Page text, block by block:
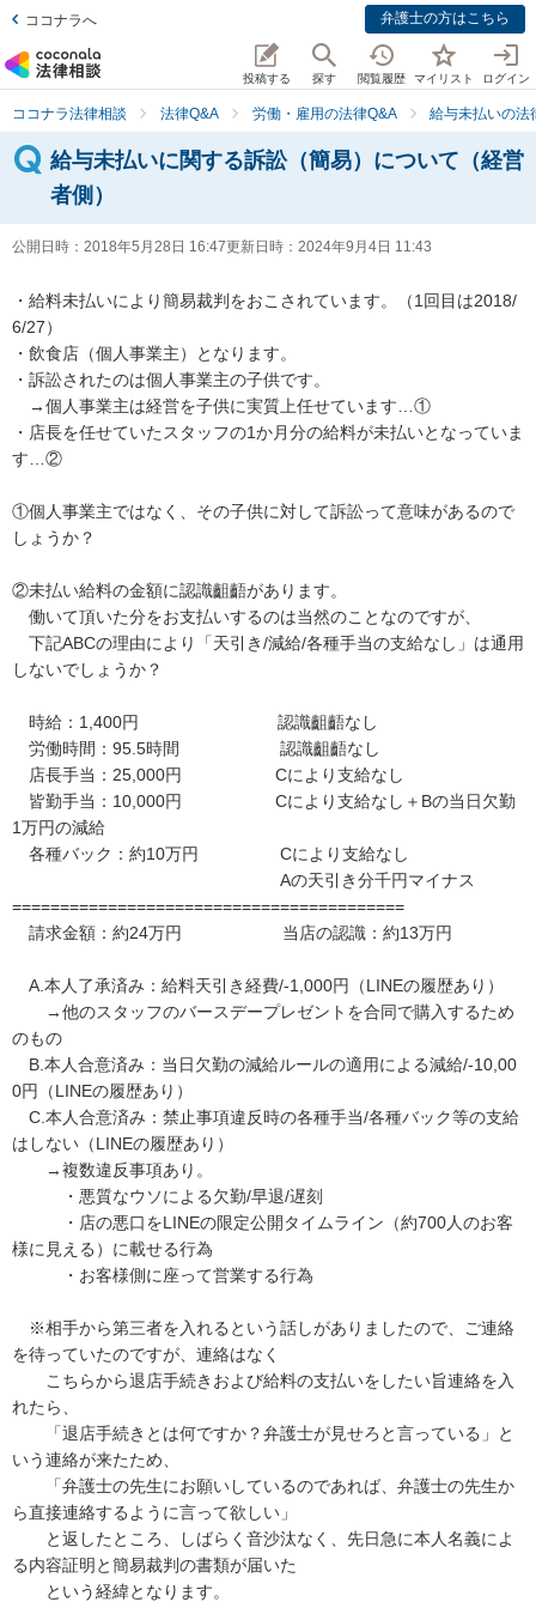
ココナラへ 弁護士の方はこちら
投稿する 探す 閲覧履歴 マイリスト ログイン
ココナラ法律相談 法律Q&A 労働・雇用の法律Q&A 給与未払いの法
給与未払いに関する訴訟（簡易）について（経営
者側）
公開日時： 2018年5月28日 16:47更新日時： 2024年9月4日 11:43
・給料未払いにより簡易裁判をおこされています。（1回目は2018/
6/27）
・飲食店（個人事業主）となります。
・訴訟されたのは個人事業主の子供です。
→個人事業主は経営を子供に実質上任せています…①
・店長を任せていたスタッフの1か月分の給料が未払いとなっていま
す…②
①個人事業主ではなく、その子供に対して訴訟って意味があるので
しょうか？
②未払い給料の金額に認識齟齬があります。
働いて頂いた分をお支払いするのは当然のことなのですが、
下記ABCの理由により「天引き/減給/各種手当の支給なし」は通用
しないでしょうか？
時給：1,400円　　　　　　　 　認識齟齬なし
労働時間：95.5時間　　　　　　認識齟齬なし
店長手当：25,000円　　　　　  Cにより支給なし
皆勤手当：10,000円　　　　  　Cにより支給なし＋Bの当日欠勤
1万円の減給
各種バック：約10万円　　　   　Cにより支給なし
Aの天引き分千円マイナス
=========================================
請求金額：約24万円　　　　　　当店の認識：約13万円
A.本人了承済み：給料天引き経費/-1,000円（LINEの履歴あり）
→他のスタッフのバースデープレゼントを合同で購入するため
のもの
B.本人合意済み：当日欠勤の減給ルールの適用による減給/-10,00
0円（LINEの履歴あり）
C.本人合意済み：禁止事項違反時の各種手当/各種バック等の支給
はしない（LINEの履歴あり）
→複数違反事項あり。
・悪質なウソによる欠勤/早退/遅刻
・店の悪口をLINEの限定公開タイムライン（約700人のお客
様に見える）に載せる行為
・お客様側に座って営業する行為
※相手から第三者を入れるという話しがありましたので、ご連絡
を待っていたのですが、連絡はなく
こちらから退店手続きおよび給料の支払いをしたい旨連絡を入
れたら、
「退店手続きとは何ですか？弁護士が見せろと言っている」と
いう連絡が来たため、
「弁護士の先生にお願いしているのであれば、弁護士の先生か
ら直接連絡するように言って欲しい」
と返したところ、しばらく音沙汰なく、先日急に本人名義によ
る内容証明と簡易裁判の書類が届いた